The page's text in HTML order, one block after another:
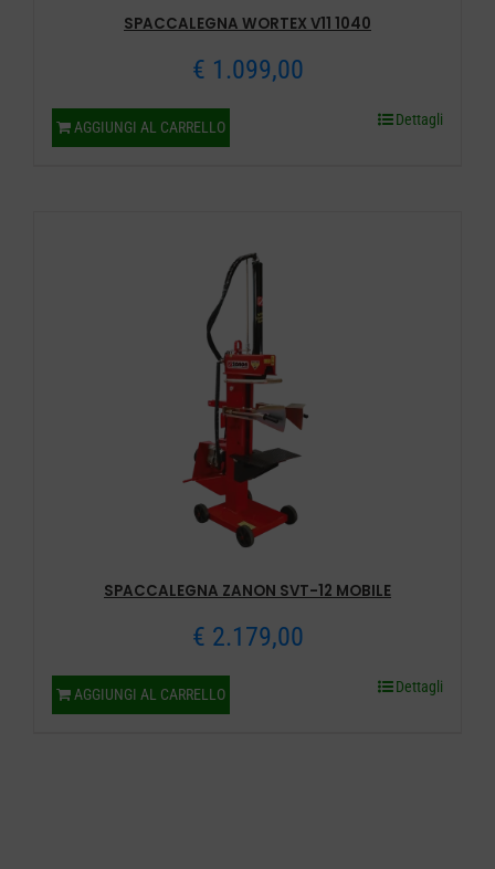
SPACCALEGNA WORTEX V11 1040
€ 1.099,00
AGGIUNGI AL CARRELLO Dettagli
SPACCALEGNA ZANON SVT-12 MOBILE
€ 2.179,00
AGGIUNGI AL CARRELLO Dettagli